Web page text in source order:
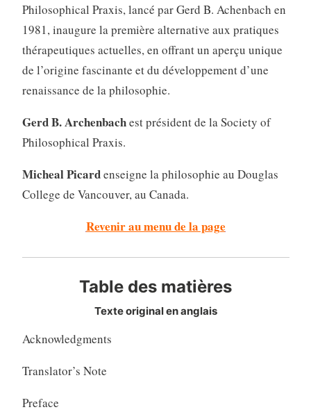
Philosophical Praxis, lancé par Gerd B. Achenbach en
1981, inaugure la première alternative aux pratiques
thérapeutiques actuelles, en offrant un aperçu unique
de l’origine fascinante et du développement d’une
renaissance de la philosophie.
Gerd B. Archenbachest président de la Society of
Philosophical Praxis.
Micheal Picardenseigne la philosophie au Douglas
College de Vancouver, au Canada.
Revenir au menu de la page
Table des matières
Texte original en anglais
Acknowledgments
Translator’s Note
Preface